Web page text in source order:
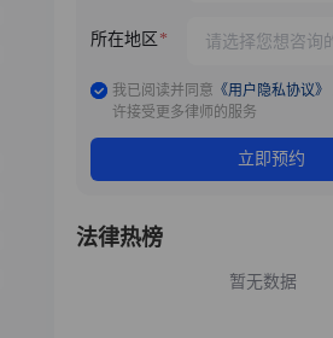
所在地区
我已阅读并同意 《用户隐私协议》
许接受更多律师的服务
立即预约
法律热榜
暂无数据